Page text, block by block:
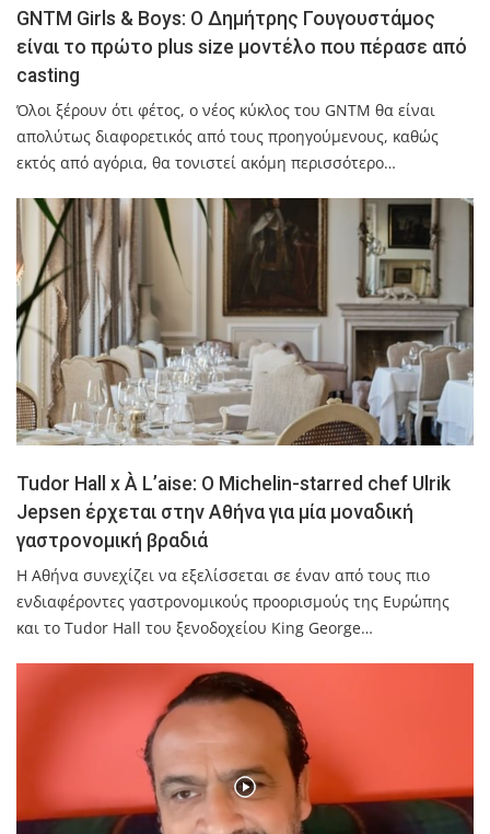
GNTM Girls & Boys: Ο Δημήτρης Γουγουστάμος
είναι το πρώτο plus size μοντέλο που πέρασε από
casting
Όλοι ξέρουν ότι φέτος, ο νέος κύκλος του GNTM θα είναι
απολύτως διαφορετικός από τους προηγούμενους, καθώς
εκτός από αγόρια, θα τονιστεί ακόμη περισσότερο…
Tudor Hall x À L’aise: Ο Michelin-starred chef Ulrik
Jepsen έρχεται στην Αθήνα για μία μοναδική
γαστρονομική βραδιά
Η Αθήνα συνεχίζει να εξελίσσεται σε έναν από τους πιο
ενδιαφέροντες γαστρονομικούς προορισμούς της Ευρώπης
και το Tudor Hall του ξενοδοχείου King George…